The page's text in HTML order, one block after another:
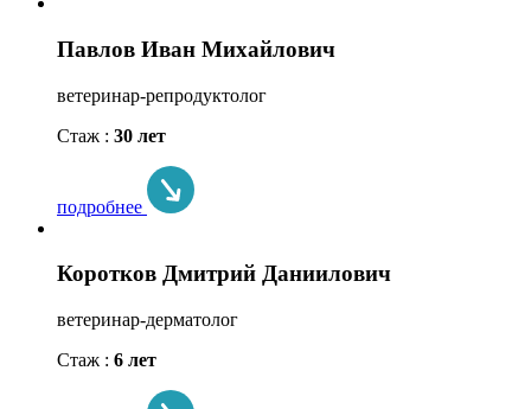
Павлов Иван Михайлович
ветеринар-репродуктолог
Стаж : 30 лет
подробнее
Коротков Дмитрий Даниилович
ветеринар-дерматолог
Стаж : 6 лет